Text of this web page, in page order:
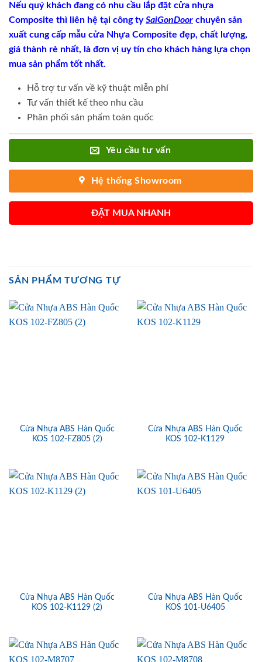
Nếu quý khách đang có nhu cầu lắp đặt cửa nhựa
Composite thì liên hệ tại công tySaiGonDoor chuyên sản
xuất cung cấp mẫu cửa Nhựa Composite đẹp, chất lượng,
giá thành rẻ nhất, là đơn vị uy tín cho khách hàng lựa chọn
mua sản phẩm tốt nhất.
Hỗ trợ tư vấn về kỹ thuật miễn phí
Tư vấn thiết kế theo nhu cầu
Phân phối sản phẩm toàn quốc
Yêu cầu tư vấn
Hệ thống Showroom
ĐẶT MUA NHANH
SẢN PHẨM TƯƠNG TỰ
Cửa Nhựa ABS Hàn Quốc
KOS 102-FZ805 (2)
Cửa Nhựa ABS Hàn Quốc
KOS 102-K1129
Cửa Nhựa ABS Hàn Quốc
KOS 102-K1129 (2)
Cửa Nhựa ABS Hàn Quốc
KOS 101-U6405